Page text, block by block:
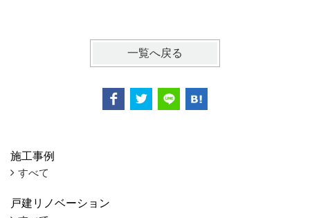
一覧へ戻る
施工事例
すべて
戸建リノベーション